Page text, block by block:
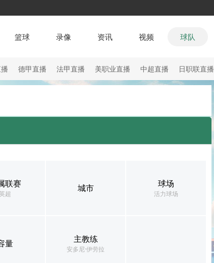
篮球 录像 资讯 视频 球队
德甲直播 法甲直播 美职业直播 中超直播 日职联直播
联赛
超
城市 球场
活力球场
量 主教练
安多尼·伊劳拉